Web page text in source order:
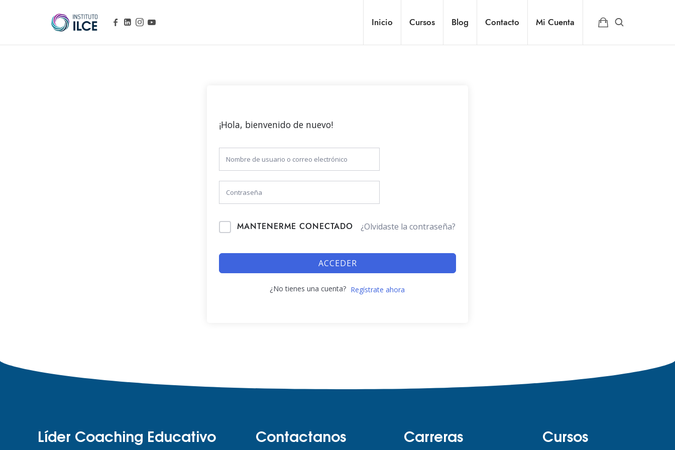
Inicio Cursos Blog Contacto Mi Cuenta
¡Hola, bienvenido de nuevo!
MANTENERME CONECTADO ¿Olvidaste la contraseña?
ACCEDER
¿No tienes una cuenta? Regístrate ahora
Líder Coaching Educativo Contactanos Carreras Cursos